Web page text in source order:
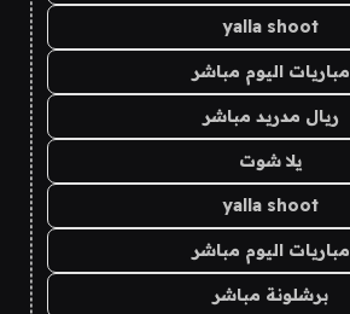
yalla shoot
مباريات اليوم مباشر
ريال مدريد مباشر
يلا شوت
yalla shoot
مباريات اليوم مباشر
برشلونة مباشر